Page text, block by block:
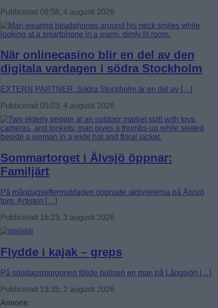
Publicerad 08:58, 4 augusti 2026
När onlinecasino blir en del av den
digitala vardagen i södra Stockholm
EXTERN PARTNER. Södra Stockholm är en del av […]
Publicerad 05:03, 4 augusti 2026
Sommartorget i Älvsjö öppnar:
Familjärt
På måndagseftermiddagen öppnade aktiviteterna på Älvsjö
torg. Artisten […]
Publicerad 16:23, 3 augusti 2026
Flydde i kajak – greps
På söndagsmorgonen följde polisen en man på Långsjön […]
Publicerad 13:35, 2 augusti 2026
Annons: